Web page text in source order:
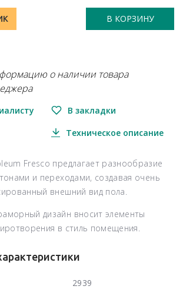
В КОРЗИНУ
о наличии товара
В закладки
Техническое описание
Fresco предлагает разнообразие
и переходами, создавая очень
внешний вид пола.
дизайн вносит элементы
в стиль помещения.
2939